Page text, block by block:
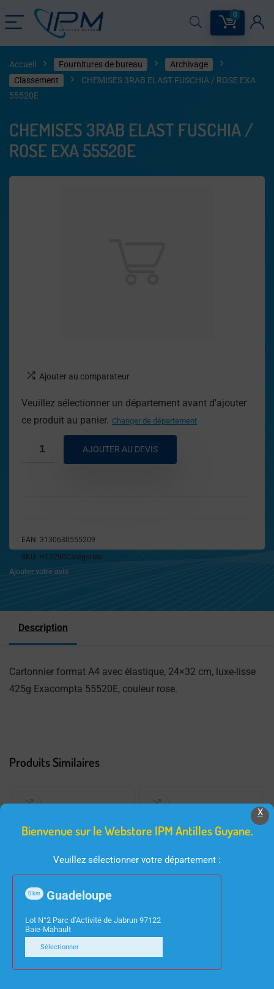
0
Accueil Fournitures de bureau
Archivage
Classement
CHEMISES 3RAB ELAST FUSCHIA / ROSE EXA
55520E
CHEMISES 3RAB ELAST FUSCHIA /
ROSE EXA 55520E
Ajouter au comparateur
Veuillez sélectionner un département avant d'ajouter
ce produit au panier. Changer de département
AJOUTER AU DEVIS
EAN: 3130630555209
SKU: H13290Catégories: ,
Ajouter votre avis
Description
Cartonnier format A4 avec élastique, 24×32 cm, luxe-lisse
425g Exacompta 55520E, couleur rose.
Produits Similaires
FOURNITURES DE BUREAU
CHEMISES ROCK’S 210G
ROUGE TURC EXA PQT
100 210012E
CORBEILLE A/C
TRANSLUCIDE
TANGERINE EXA
X
Bienvenue sur le Webstore IPM Antilles Guyane.
Veuillez sélectionner votre département :
Guadeloupe
0 km
Lot N°2 Parc d’Activité de Jabrun 97122
Baie-Mahault
Sélectionner